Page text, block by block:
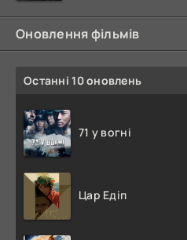
Оновлення фільмів
Останні 10 оновлень
71 у вогні
Цар Едіп